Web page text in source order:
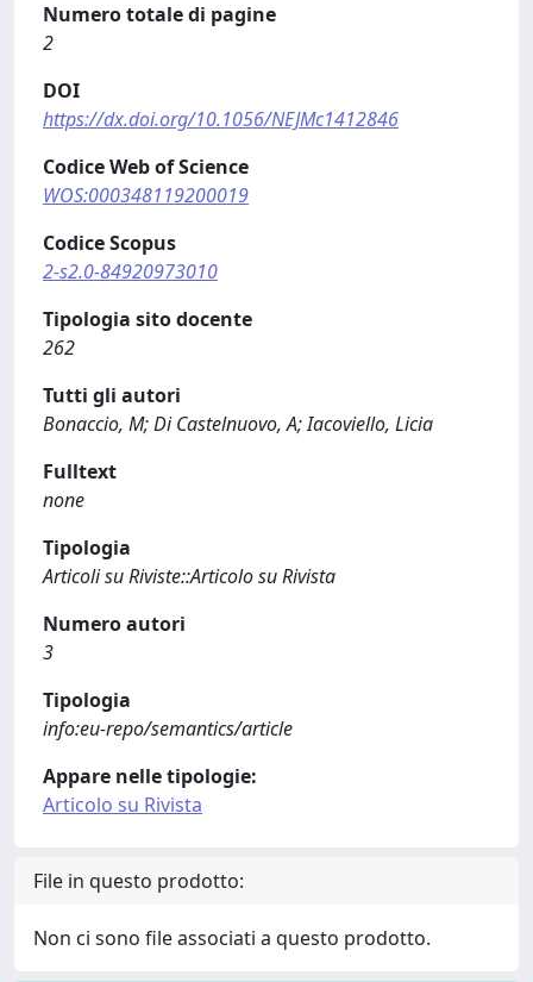
Numero totale di pagine
2
DOI
https://dx.doi.org/10.1056/NEJMc1412846
Codice Web of Science
WOS:000348119200019
Codice Scopus
2-s2.0-84920973010
Tipologia sito docente
262
Tutti gli autori
Bonaccio, M; Di Castelnuovo, A; Iacoviello, Licia
Fulltext
none
Tipologia
Articoli su Riviste::Articolo su Rivista
Numero autori
3
Tipologia
info:eu-repo/semantics/article
Appare nelle tipologie:
Articolo su Rivista
File in questo prodotto:
Non ci sono file associati a questo prodotto.